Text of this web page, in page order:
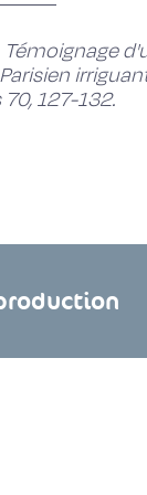
Témoignage
127-132.